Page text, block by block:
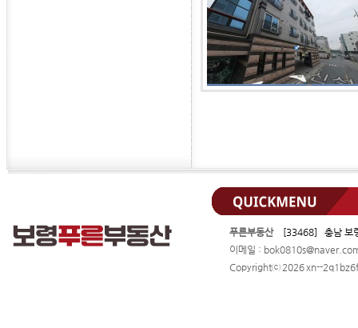
푸른부동산
[33468] 충남 보
이메일 :
Copyrightⓒ 2026 xn--